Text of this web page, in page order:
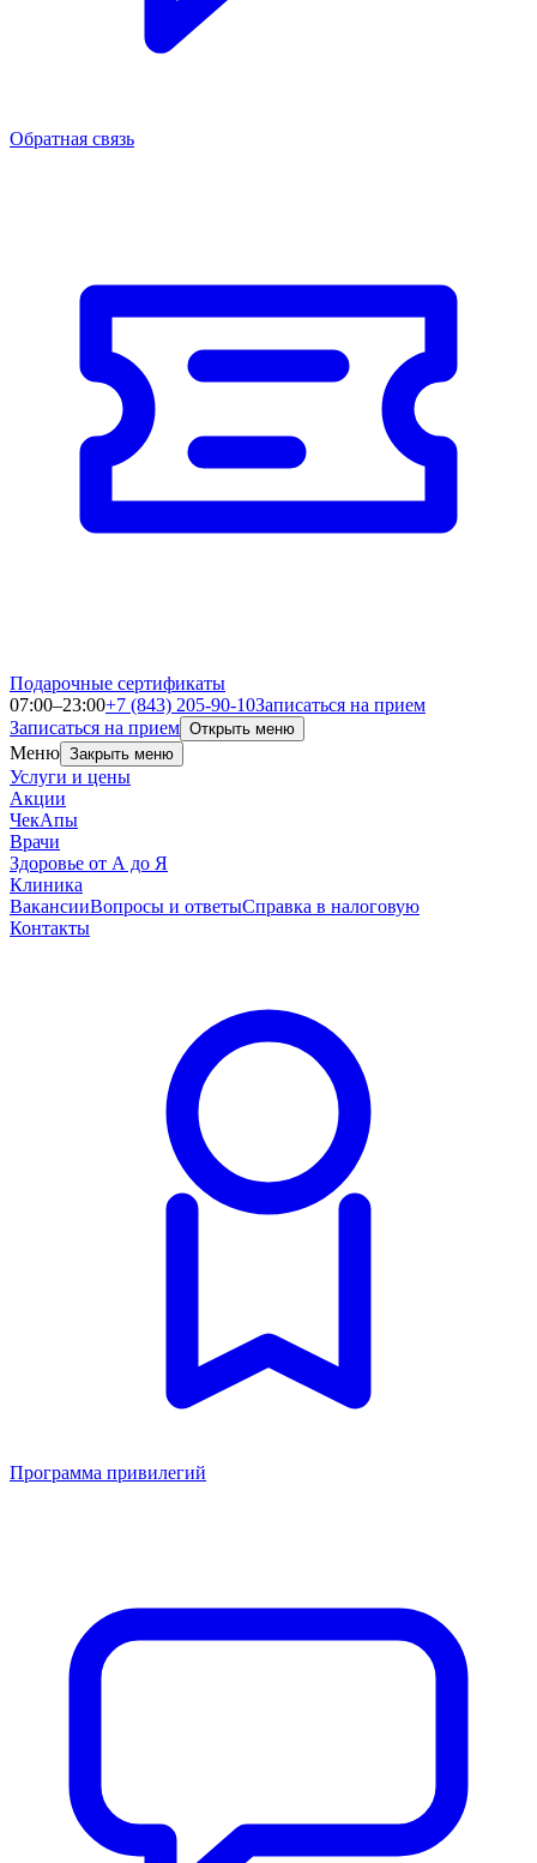
Обратная связь
Подарочные сертификаты
07:00–23:00+7 (843) 205-90-10Записаться на прием
Записаться на прием Открыть меню
Меню Закрыть меню
Услуги и цены
Акции
ЧекАпы
Врачи
Здоровье от А до Я
Клиника
ВакансииВопросы и ответыСправка в налоговую
Контакты
Программа привилегий